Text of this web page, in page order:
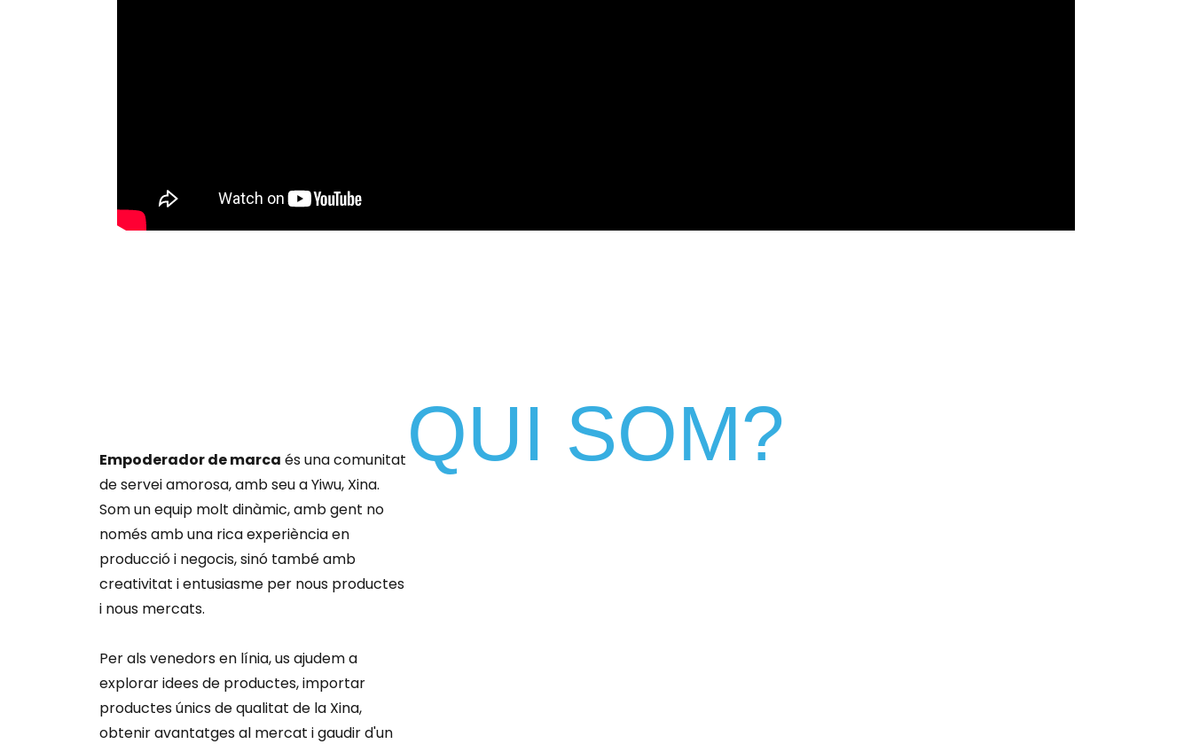
QUI SOM?
Empoderador de marca és una comunitat
de servei amorosa, amb seu a Yiwu, Xina.
Som un equip molt dinàmic, amb gent no
només amb una rica experiència en
producció i negocis, sinó també amb
creativitat i entusiasme per nous productes
i nous mercats.
Per als venedors en línia, us ajudem a
explorar idees de productes, importar
productes únics de qualitat de la Xina,
obtenir avantatges al mercat i gaudir d'un